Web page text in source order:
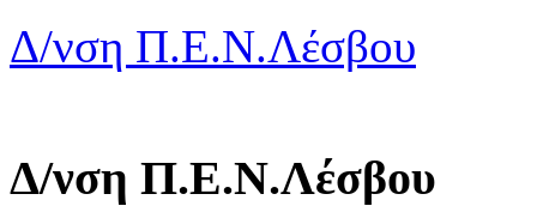
Δ/νση Π.Ε.Ν.Λέσβου
Δ/νση Π.Ε.Ν.Λέσβου